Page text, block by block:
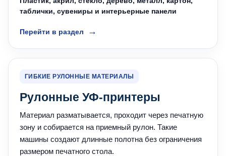
таблички, сувениры и интерьерные панели
Перейти в раздел
ГИБКИЕ РУЛОННЫЕ МАТЕРИАЛЫ
Рулонные УФ-принтеры
Материал разматывается, проходит через печатную
зону и собирается на приемный рулон. Такие
машины создают длинные полотна без ограничения
размером печатного стола.